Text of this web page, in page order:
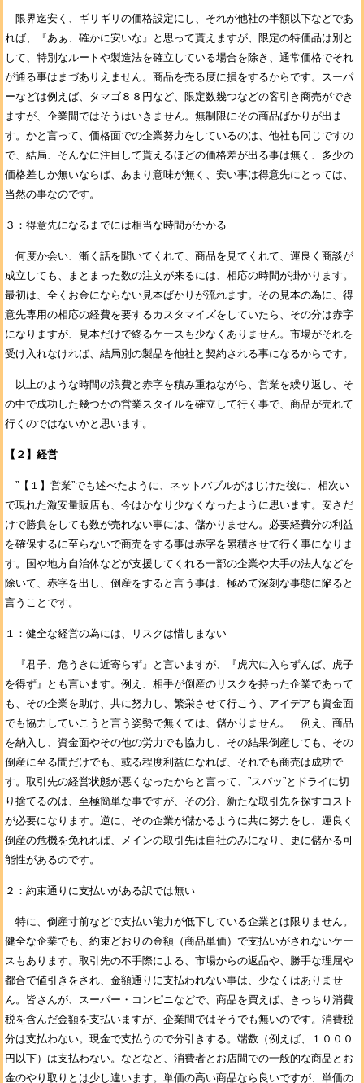
限界迄安く、ギリギリの価格設定にし、それが他社の半額以下などであ
れば、『あぁ、確かに安いな』と思って貰えますが、限定の特価品は別と
して、特別なルートや製造法を確立している場合を除き、通常価格でそれ
が通る事はまづありえません。商品を売る度に損をするからです。スーパ
ーなどは例えば、タマゴ８８円など、限定数幾つなどの客引き商売ができ
ますが、企業間ではそうはいきません。無制限にその商品ばかりが出ま
す。かと言って、価格面での企業努力をしているのは、他社も同じですの
で、結局、そんなに注目して貰えるほどの価格差が出る事は無く、多少の
価格差しか無いならば、あまり意味が無く、安い事は得意先にとっては、
当然の事なのです。
３：得意先になるまでには相当な時間がかかる
何度か会い、漸く話を聞いてくれて、商品を見てくれて、運良く商談が
成立しても、まとまった数の注文が来るには、相応の時間が掛かります。
最初は、全くお金にならない見本ばかりが流れます。その見本の為に、得
意先専用の相応の経費を要するカスタマイズをしていたら、その分は赤字
になりますが、見本だけで終るケースも少なくありません。市場がそれを
受け入れなければ、結局別の製品を他社と契約される事になるからです。
以上のような時間の浪費と赤字を積み重ねながら、営業を繰り返し、そ
の中で成功した幾つかの営業スタイルを確立して行く事で、商品が売れて
行くのではないかと思います。
【２】経営
”【１】営業”でも述べたように、ネットバブルがはじけた後に、相次い
で現れた激安量販店も、今はかなり少なくなったように思います。安さだ
けで勝負をしても数が売れない事には、儲かりません。必要経費分の利益
を確保するに至らないで商売をする事は赤字を累積させて行く事になりま
す。国や地方自治体などが支援してくれる一部の企業や大手の法人などを
除いて、赤字を出し、倒産をすると言う事は、極めて深刻な事態に陥ると
言うことです。
１：健全な経営の為には、リスクは惜しまない
『君子、危うきに近寄らず』と言いますが、『虎穴に入らずんば、虎子
を得ず』とも言います。例え、相手が倒産のリスクを持った企業であって
も、その企業を助け、共に努力し、繁栄させて行こう、アイデアも資金面
でも協力していこうと言う姿勢で無くては、儲かりません。 例え、商品
を納入し、資金面やその他の労力でも協力し、その結果倒産しても、その
倒産に至る間だけでも、或る程度利益になれば、それでも商売は成功で
す。取引先の経営状態が悪くなったからと言って、”スパッ”とドライに切
り捨てるのは、至極簡単な事ですが、その分、新たな取引先を探すコスト
が必要になります。逆に、その企業が儲かるように共に努力をし、運良く
倒産の危機を免れれば、メインの取引先は自社のみになり、更に儲かる可
能性があるのです。
２：約束通りに支払いがある訳では無い
特に、倒産寸前などで支払い能力が低下している企業とは限りません。
健全な企業でも、約束どおりの金額（商品単価）で支払いがされないケー
スもあります。取引先の不手際による、市場からの返品や、勝手な理屈や
都合で値引きをされ、金額通りに支払われない事は、少なくはありませ
ん。皆さんが、スーパー・コンピニなどで、商品を買えば、きっちり消費
税を含んだ金額を支払いますが、企業間ではそうでも無いのです。消費税
分は支払わない。現金で支払うので分引きする。端数（例えば、１０００
円以下）は支払わない。などなど、消費者とお店間での一般的な商品とお
金のやり取りとは少し違います。単価の高い商品なら良いですが、単価の